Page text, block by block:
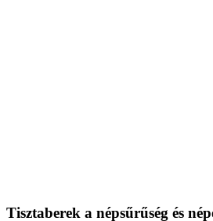
Tisztaberek a népsűrűség és